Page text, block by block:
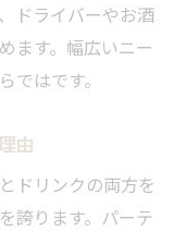
ドライバーやお酒
ます。幅広いニー
ではです。
由
ドリンクの両方を
誇ります。パーテ